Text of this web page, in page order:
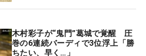
木村彩子が“鬼門”葛城で覚醒 圧
巻の6連続バーディで3位浮上「勝
ちたい、早く…」